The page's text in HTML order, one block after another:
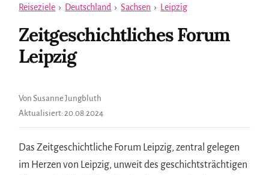
Reiseziele › Deutschland › Sachsen › Leipzig
Zeitgeschichtliches Forum
Leipzig
Von Susanne Jungbluth
Aktualisiert:20.08.2024
Das Zeitgeschichtliche Forum Leipzig, zentral gelegen
im Herzen von Leipzig, unweit des geschichtsträchtigen